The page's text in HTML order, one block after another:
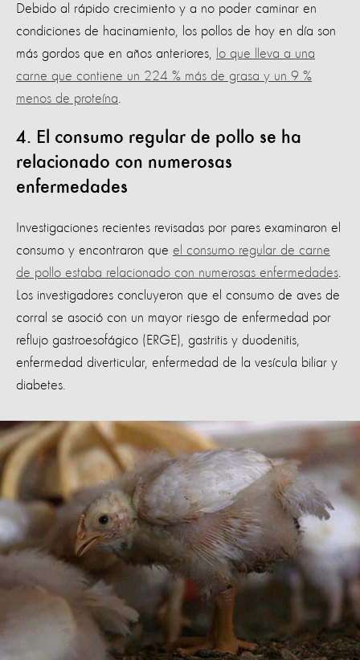
Debido al rápido crecimiento y a no poder caminar en
condiciones de hacinamiento, los pollos de hoy en día son
más gordos que en años anteriores, lo que lleva a una
carne que contiene un 224 % más de grasa y un 9 %
menos de proteína.
4. El consumo regular de pollo se ha
relacionado con numerosas
enfermedades
Investigaciones recientes revisadas por pares examinaron el
consumo y encontraron que el consumo regular de carne
de pollo estaba relacionado con numerosas enfermedades.
Los investigadores concluyeron que el consumo de aves de
corral se asoció con un mayor riesgo de enfermedad por
reflujo gastroesofágico (ERGE), gastritis y duodenitis,
enfermedad diverticular, enfermedad de la vesícula biliar y
diabetes.